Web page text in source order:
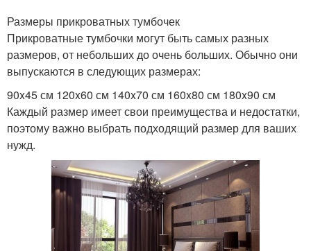
Размеры прикроватных тумбочек
Прикроватные тумбочки могут быть самых разных
размеров, от небольших до очень больших. Обычно они
выпускаются в следующих размерах:
90x45 см 120x60 см 140x70 см 160x80 см 180x90 см
Каждый размер имеет свои преимущества и недостатки,
поэтому важно выбрать подходящий размер для ваших
нужд.